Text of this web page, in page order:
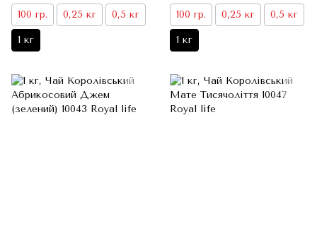
100 гр. 0,25 кг 0,5 кг
1 кг
100 гр. 0,25 кг 0,5 кг
1 кг